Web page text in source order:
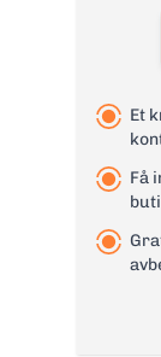
Et
Få